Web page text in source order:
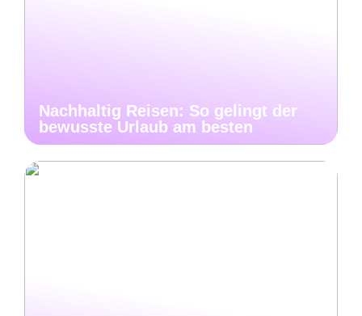
Nachhaltig Reisen: So gelingt der
bewusste Urlaub am besten